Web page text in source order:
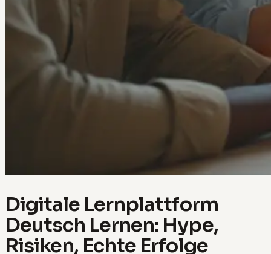
Digitale Lernplattform
Deutsch Lernen: Hype,
Risiken, Echte Erfolge